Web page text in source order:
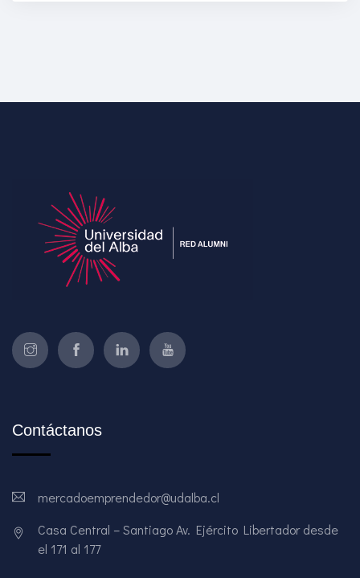
Contáctanos
mercadoemprendedor@udalba.cl
Casa Central – Santiago Av. Ejército Libertador desde
el 171 al 177